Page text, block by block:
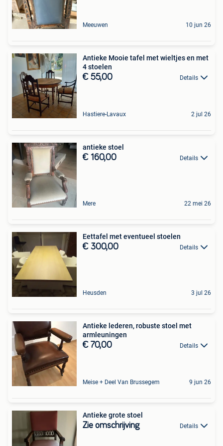
Meeuwen 10 jun 26
Antieke Mooie tafel met wieltjes en met
4 stoelen
€ 55,00 Details
Hastiere-Lavaux 2 jul 26
antieke stoel
€ 160,00 Details
Mere 22 mei 26
Eettafel met eventueel stoelen
€ 300,00 Details
Heusden 3 jul 26
Antieke lederen, robuste stoel met
armleuningen
€ 70,00 Details
Meise + Deel Van Brussegem 9 jun 26
Antieke grote stoel
Zie omschrijving Details